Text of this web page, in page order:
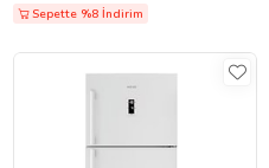
Sepette %8 İndirim